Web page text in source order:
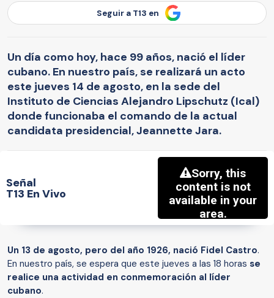
Seguir a T13 en
Un día como hoy, hace 99 años, nació el líder
cubano. En nuestro país, se realizará un acto
este jueves 14 de agosto, en la sede del
Instituto de Ciencias Alejandro Lipschutz (Ical)
donde funcionaba el comando de la actual
candidata presidencial, Jeannette Jara.
Señal
T13 En Vivo
Un 13 de agosto, pero del año 1926, nació Fidel Castro.
En nuestro país, se espera que este jueves a las 18 horas se
realice una actividad en conmemoración al líder
cubano.